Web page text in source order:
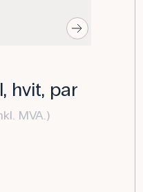
hvit, par
MVA.)